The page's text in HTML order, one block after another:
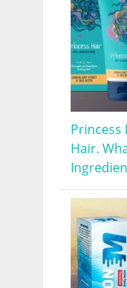
Princess
Hair.